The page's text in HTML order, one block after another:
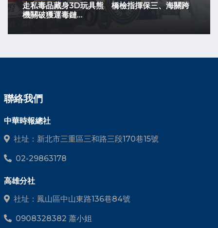
走私毒品藏身3D玩具熊 橋檢指揮保三、海關跨
機關破獲運毒鏈...
聯絡我們
中華時報總社
社址：新北市三重區三和路三段170巷15號
02-29863178
高雄分社
社址：鳳山區中山東路136巷84號
0908328382 蕭小姐